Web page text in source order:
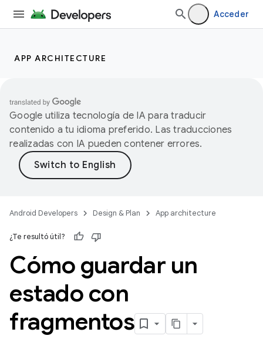
Acceder
APP ARCHITECTURE
Google utiliza tecnología de IA para traducir
contenido a tu idioma preferido. Las traducciones
realizadas con IA pueden contener errores.
Android Developers Design & Plan App architecture
¿Te resultó útil?
Cómo guardar un
estado con
fragmentos